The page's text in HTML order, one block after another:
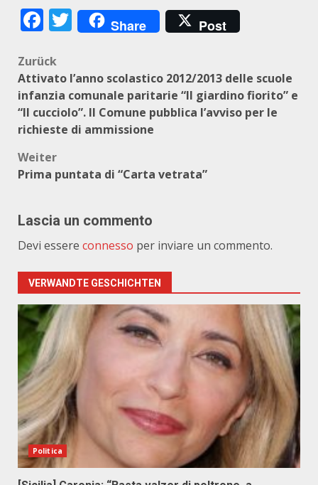
Facebook
Twitter
Share Post
Beitragsnavigation
Zurück
Attivato l’anno scolastico 2012/2013 delle scuole
infanzia comunale paritarie “Il giardino fiorito” e
“Il cucciolo”. Il Comune pubblica l’avviso per le
richieste di ammissione
Weiter
Prima puntata di “Carta vetrata”
Lascia un commento
Devi essere connesso per inviare un commento.
VERWANDTE GESCHICHTEN
Politica